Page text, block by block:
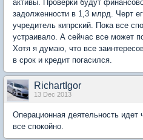
активы. Проверки будут
задолженности в 1,3 млрд. Черт
учредитель кипрский. Пока все
устраивало. А сейчас все может
Хотя я думаю, что все
в срок и кредит погасился.
RichartIgor
13 Dec 2013
Операционная деятельность идет
все спокойно.